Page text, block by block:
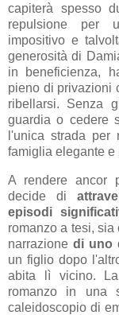
capiterà spesso
repulsione per
impositivo e
generosità di
in beneficienza,
pieno di privazioni
ribellarsi. Senza
guardia o cedere
l'unica strada per
famiglia elegante e
A rendere ancor
decide di
episodi
romanzo a tesi,
narrazione di uno
un figlio dopo
abita lì vicino. La
romanzo in una
caleidoscopio di